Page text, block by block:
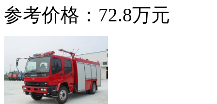
参考价格：72.8万元